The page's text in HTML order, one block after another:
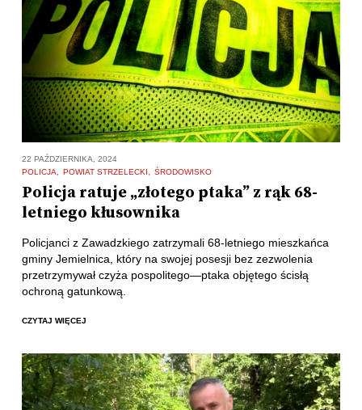
22 PAŹDZIERNIKA, 2024
POLICJA
POWIAT STRZELECKI ŚRODOWISKO
Policja ratuje „złotego ptaka” z rąk 68-
letniego kłusownika
Policjanci z Zawadzkiego zatrzymali 68-letniego mieszkańca
gminy Jemielnica, który na swojej posesji bez zezwolenia
przetrzymywał czyża pospolitego—ptaka objętego ścisłą
ochroną gatunkową.
CZYTAJ WIĘCEJ